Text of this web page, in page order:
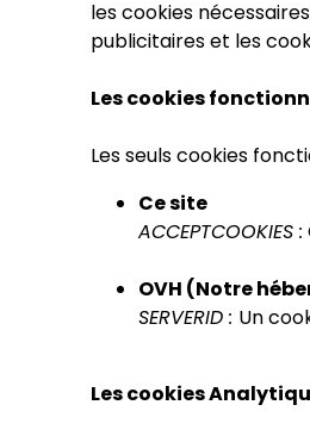
les cookies
publicitaires et les
Les cookies
Les seuls cookies
Ce site
ACCEPTCOOKIES :
OVH (Notre
SERVERID : Un
Les cookies